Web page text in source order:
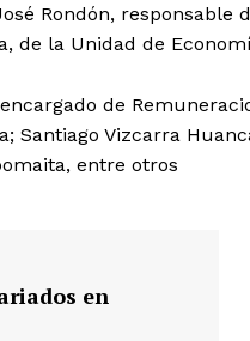
Rondón, responsable
de la Unidad de
de
Santiago Vizcarra
entre otros
en